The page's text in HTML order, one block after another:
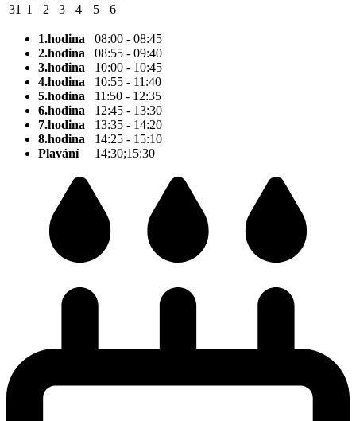
31 1 2 3 4 5 6
1.hodina 08:00 - 08:45
2.hodina 08:55 - 09:40
3.hodina 10:00 - 10:45
4.hodina 10:55 - 11:40
5.hodina 11:50 - 12:35
6.hodina 12:45 - 13:30
7.hodina 13:35 - 14:20
8.hodina 14:25 - 15:10
Plavání14:30;15:30